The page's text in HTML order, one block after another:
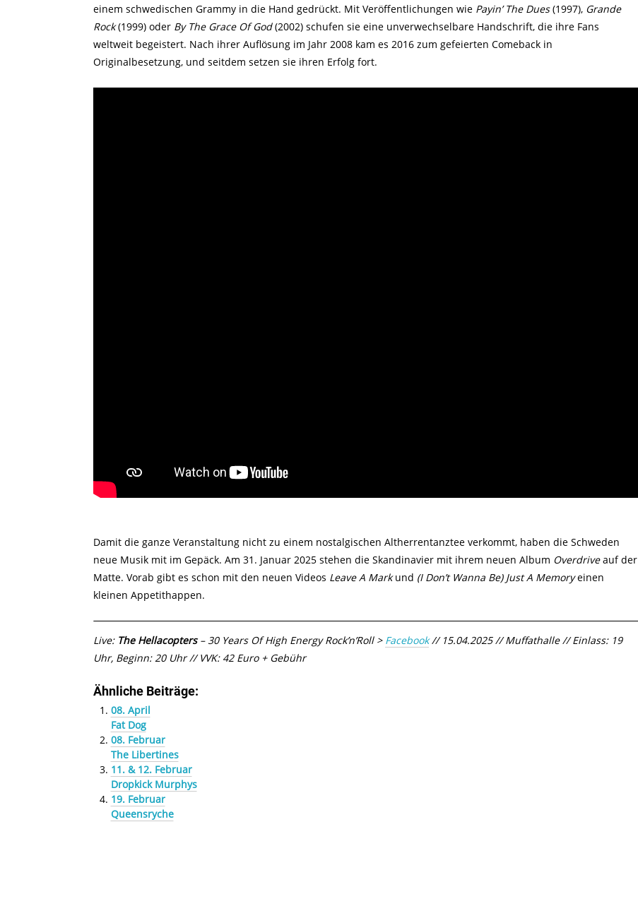
einem schwedischen Grammy in die Hand gedrückt. Mit Veröffentlichungen wie Payin’ The Dues(1997), Grande
Rock(1999) oder By The Grace Of God(2002) schufen sie eine unverwechselbare Handschrift, die ihre Fans
weltweit begeistert. Nach ihrer Auflösung im Jahr 2008 kam es 2016 zum gefeierten Comeback in
Originalbesetzung, und seitdem setzen sie ihren Erfolg fort.
Damit die ganze Veranstaltung nicht zu einem nostalgischen Altherrentanztee verkommt, haben die Schweden
neue Musik mit im Gepäck. Am 31. Januar 2025 stehen die Skandinavier mit ihrem neuen Album Overdriveauf der
Matte. Vorab gibt es schon mit den neuen Videos Leave A Markund (I Don’t Wanna Be) Just A Memoryeinen
kleinen Appetithappen.
Live: The Hellacopters– 30 Years Of High Energy Rock’n’Roll > Facebook// 15.04.2025 // Muffathalle // Einlass: 19
Uhr, Beginn: 20 Uhr // VVK: 42 Euro + Gebühr
Ähnliche Beiträge:
08. April
Fat Dog
08. Februar
The Libertines
11. & 12. Februar
Dropkick Murphys
19. Februar
Queensryche